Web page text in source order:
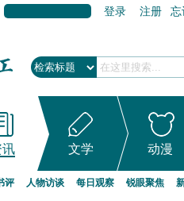
登录 注册 忘
讯 文学 动漫
评 人物访谈 每日观察 锐眼聚焦